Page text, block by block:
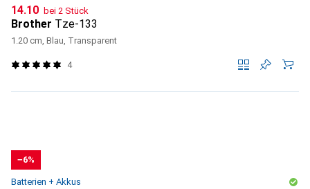
CHF
14.10 bei 2 Stück
Brother Tze-133
1.20 cm, Blau, Transparent
4
−6%
Batterien + Akkus